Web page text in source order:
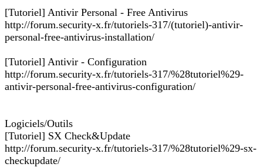
[Tutoriel] Antivir Personal - Free Antivirus
http://forum.security-x.fr/tutoriels-317/(tutoriel)-antivir-
personal-free-antivirus-installation/
[Tutoriel] Antivir - Configuration
http://forum.security-x.fr/tutoriels-317/%28tutoriel%29-
antivir-personal-free-antivirus-configuration/
Logiciels/Outils
[Tutoriel] SX Check&Update
http://forum.security-x.fr/tutoriels-317/%28tutoriel%29-sx-
checkupdate/